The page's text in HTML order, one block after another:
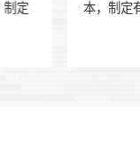
本，制定
制定